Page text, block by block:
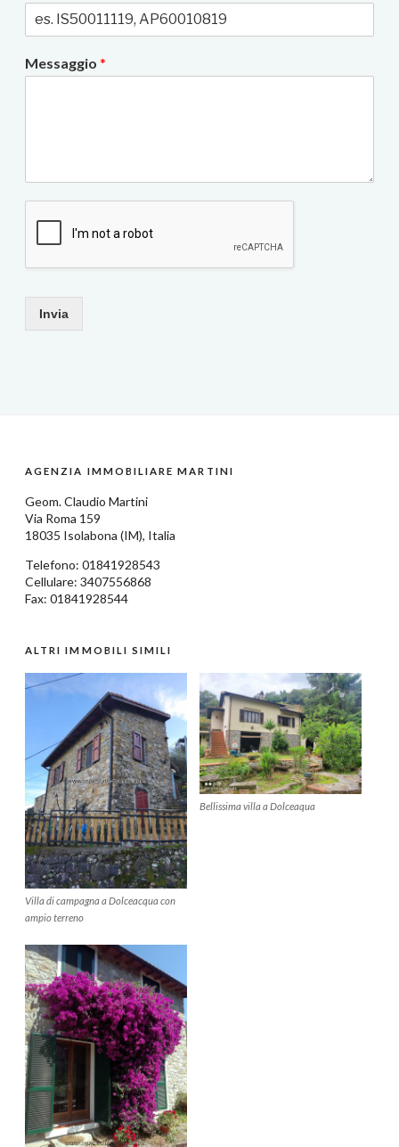
Messaggio *
Invia
AGENZIA IMMOBILIARE MARTINI
Geom.Claudio Martini
Via Roma 159
18035 Isolabona (IM), Italia
Telefono: 01841928543
Cellulare: 3407556868
Fax: 01841928544
ALTRI IMMOBILI SIMILI
Villa di campagna a Dolceacqua con
ampio terreno
Bellissima villa a Dolceaqua